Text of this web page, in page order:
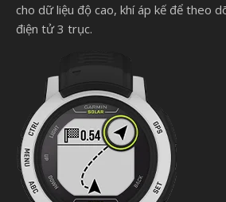
cho dữ liệu độ cao, khí áp kế để theo
điện tử 3 trục.